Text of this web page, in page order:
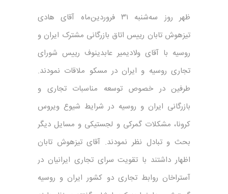
ظهر روز سه‌شنبه ۳۱ فروردین‌ماه آقای هادی
تیزهوش تابان رییس اتاق بازرگانی مشترک ایران و
روسیه با آقای ولادیمیر عابدینوف رییس شورای
تجاری روسیه و ایران در مسکو ملاقات نمودند.
طرفین در خصوص توسعه مناسبات تجاری و
بازرگانی ایران و روسیه در شرایط شیوع ویروس
کرونا، مشکلات گمرکی و لجستیکی و مسایل دیگر
بحث و تبادل نظر نمودند. آقای تیزهوش تابان
اظهار داشتند با تقویت سرای تجاری ایرانیان در
آستراخان روابط تجاری دو کشور ایران و روسیه